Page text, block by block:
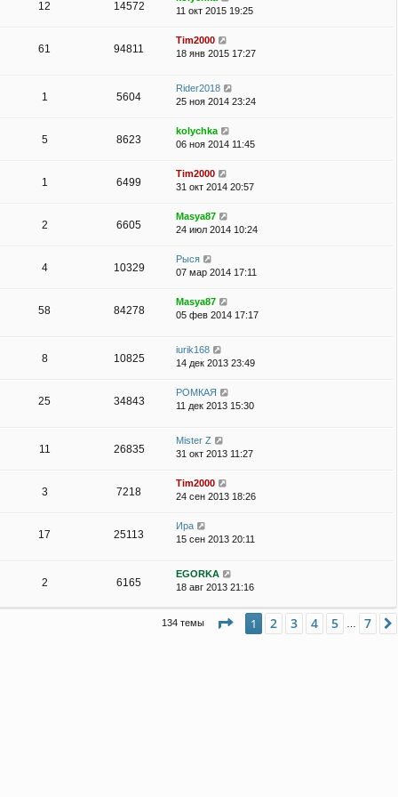
12 14572
11 окт 2015 19:25
61 94811
Tim2000
18 янв 2015 17:27
1 5604
Rider2018
25 ноя 2014 23:24
5 8623
kolychka
06 ноя 2014 11:45
1 6499
Tim2000
31 окт 2014 20:57
2 6605
Masya87
24 июл 2014 10:24
4 10329
Рыся
07 мар 2014 17:11
58 84278
Masya87
05 фев 2014 17:17
8 10825
iurik168
14 дек 2013 23:49
25 34843
РОМКАЯ
11 дек 2013 15:30
11 26835
Mister Z
31 окт 2013 11:27
3 7218
Tim2000
24 сен 2013 18:26
17 25113
Ира
15 сен 2013 20:11
2 6165
EGORKA
18 авг 2013 21:16
134 темы Страница из 7
1 2 3 4 5 7